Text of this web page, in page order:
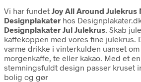
Vi har fundet Joy All Around
Designplakater hos
Designplakater Jul Julekrus. Skab
kaffekoppen med vores fine julekrus.
varme drikke i vinterkulden uanset
morgenkaffe, te eller kakao. Med et
stemningsfuldt design passer kruset
bolig og gør